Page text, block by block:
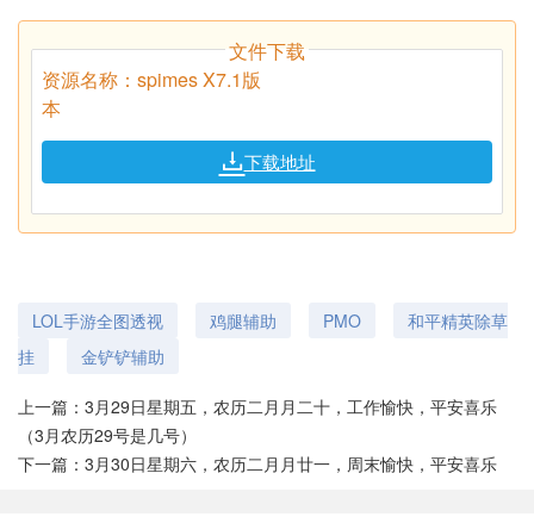
文件下载
资源名称：spimes X7.1版
本
下载地址
LOL手游全图透视 鸡腿辅助 PMO
和平精英除草
挂
金铲铲辅助
上一篇： 3月29日星期五，农历二月月二十，工作愉快，平安喜乐
（3月农历29号是几号）
下一篇： 3月30日星期六，农历二月月廿一，周末愉快，平安喜乐